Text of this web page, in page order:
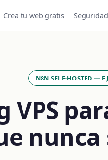
Crea tu web gratis Seguridad
N8N SELF-HOSTED —
VPS
nunca